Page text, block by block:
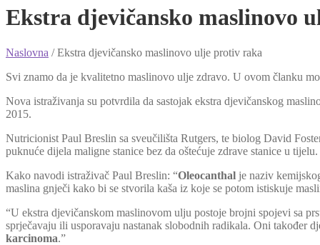
Ekstra djevičansko maslinovo
Naslovna /Ekstra djevičansko maslinovo ulje protiv raka
Svi znamo da je kvalitetno maslinovo ulje zdravo. U ovom članku
Nova istraživanja su potvrdila da sastojak ekstra djevičanskog
2015.
Nutricionist Paul Breslin sa sveučilišta Rutgers, te biolog David
puknuće dijela maligne stanice bez da oštećuje zdrave stanice u
Kako navodi istraživač Paul Breslin: “Oleocanthal je naziv
maslina gnječi kako bi se stvorila kaša iz koje se potom istiskuje
“U ekstra djevičanskom maslinovom ulju postoje brojni spojevi sa
sprječavaju ili usporavaju nastanak slobodnih radikala. Oni također
karcinoma.”